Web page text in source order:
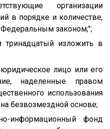
организации
в порядке и количестве,
законом;";
изложить в
лицо или его
наделенные правом
использования
безвозмездной основе;
информационный фонд